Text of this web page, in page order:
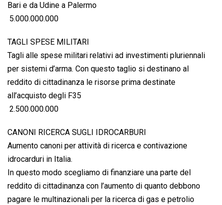
Bari e da Udine a Palermo
 5.000.000.000
TAGLI SPESE MILITARI
Tagli alle spese militari relativi ad investimenti pluriennali
per sistemi d’arma. Con questo taglio si destinano al
reddito di cittadinanza le risorse prima destinate
all’acquisto degli F35
 2.500.000.000
CANONI RICERCA SUGLI IDROCARBURI
Aumento canoni per attività di ricerca e contivazione
idrocarduri in Italia.
In questo modo scegliamo di finanziare una parte del
reddito di cittadinanza con l’aumento di quanto debbono
pagare le multinazionali per la ricerca di gas e petrolio